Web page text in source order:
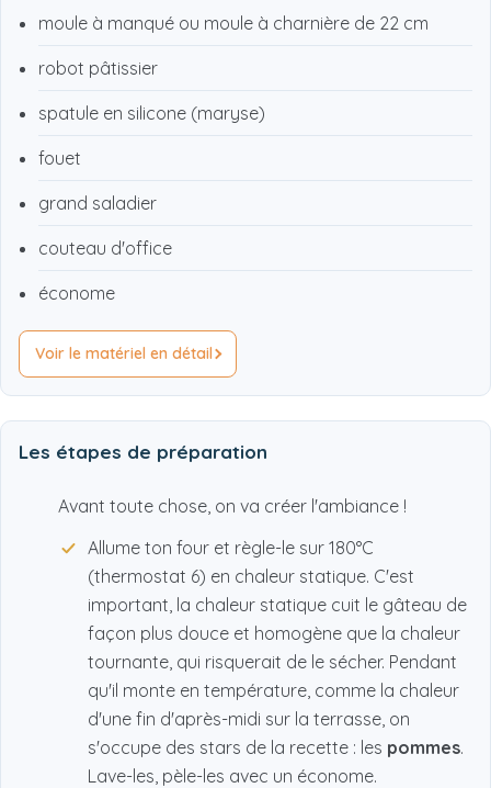
moule à manqué ou moule à charnière de 22 cm
robot pâtissier
spatule en silicone (maryse)
fouet
grand saladier
couteau d'office
économe
Voir le matériel en détail
Les étapes de préparation
Avant toute chose, on va créer l'ambiance !
Allume ton four et règle-le sur 180°C
(thermostat 6) en chaleur statique. C'est
important, la chaleur statique cuit le gâteau de
façon plus douce et homogène que la chaleur
tournante, qui risquerait de le sécher. Pendant
qu'il monte en température, comme la chaleur
d'une fin d'après-midi sur la terrasse, on
s'occupe des stars de la recette : les pommes.
Lave-les, pèle-les avec un économe.